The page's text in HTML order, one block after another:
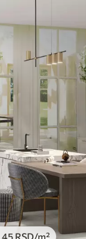
.45 RSD/m²